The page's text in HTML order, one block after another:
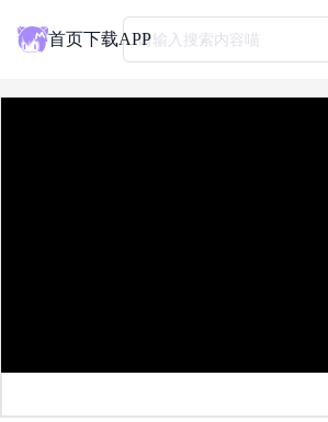
首页下载APP请输入搜索内容喵